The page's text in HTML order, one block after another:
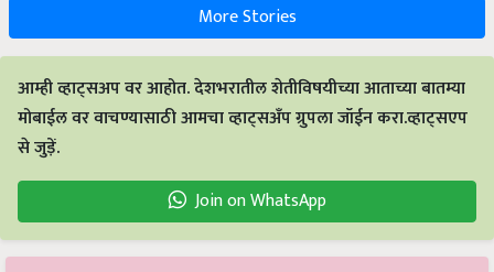
More Stories
आम्ही व्हाट्सअप वर आहोत. देशभरातील शेतीविषयीच्या आताच्या बातम्या
मोबाईल वर वाचण्यासाठी आमचा व्हाट्सअँप ग्रुपला जॉईन करा.व्हाट्सएप
से जुड़ें.
Join on WhatsApp